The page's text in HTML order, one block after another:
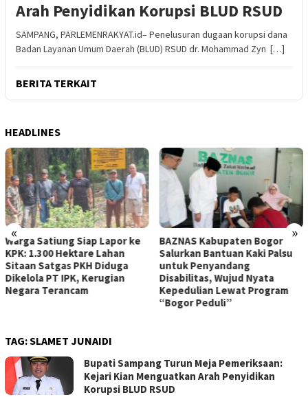
Arah Penyidikan Korupsi BLUD RSUD
SAMPANG, PARLEMENRAKYAT.id– Penelusuran dugaan korupsi dana
Badan Layanan Umum Daerah (BLUD) RSUD dr. Mohammad Zyn […]
BERITA TERKAIT
HEADLINES
« »
Warga Satiung Siap Lapor ke
KPK: 1.300 Hektare Lahan
Sitaan Satgas PKH Diduga
Dikelola PT IPK, Kerugian
Negara Terancam
BAZNAS Kabupaten Bogor
Salurkan Bantuan Kaki Palsu
untuk Penyandang
Disabilitas, Wujud Nyata
Kepedulian Lewat Program
“Bogor Peduli”
TAG:SLAMET JUNAIDI
Bupati Sampang Turun Meja Pemeriksaan:
Kejari Kian Menguatkan Arah Penyidikan
Korupsi BLUD RSUD